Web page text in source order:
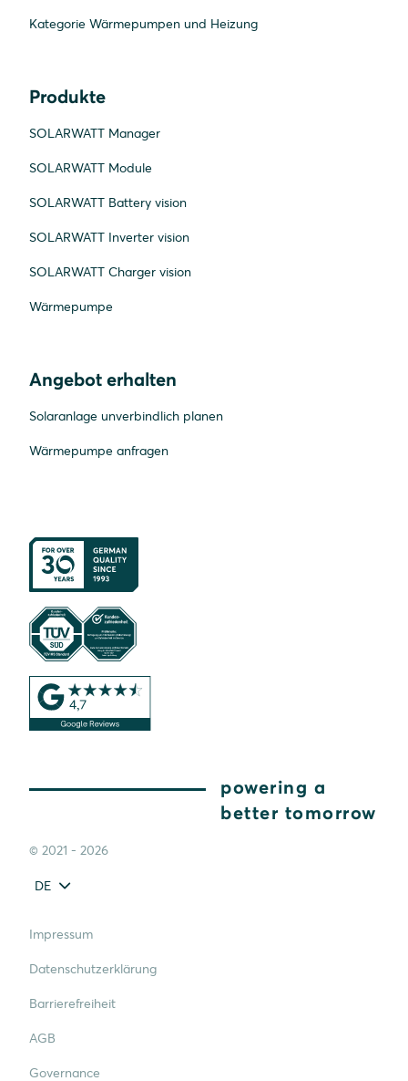
Kategorie Wärmepumpen und Heizung
Produkte
SOLARWATT Manager
SOLARWATT Module
SOLARWATT Battery vision
SOLARWATT Inverter vision
SOLARWATT Charger vision
Wärmepumpe
Angebot erhalten
Solaranlage unverbindlich planen
Wärmepumpe anfragen
powering a
better tomorrow
© 2021 - 2026
DE
Impressum
Datenschutzerklärung
Barrierefreiheit
AGB
Governance